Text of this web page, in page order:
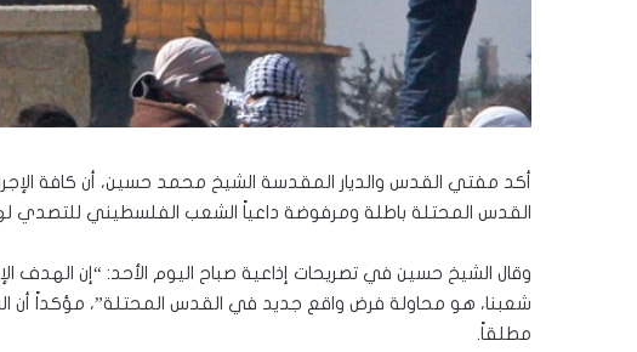
أكد مفتي القدس والديار المقدسة الشيخ محمد حسين، أن كافة
القدس المحتلة باطلة ومرفوضة داعياً الشعب الفلسطيني للتصدي
وقال الشيخ حسين في تصريحات إذاعية صباح اليوم الأحد: “إن الهدف
شعبنا، هو محاولة فرض واقع جديد في القدس المحتلة”، مؤكداً أن
مطلقاً.